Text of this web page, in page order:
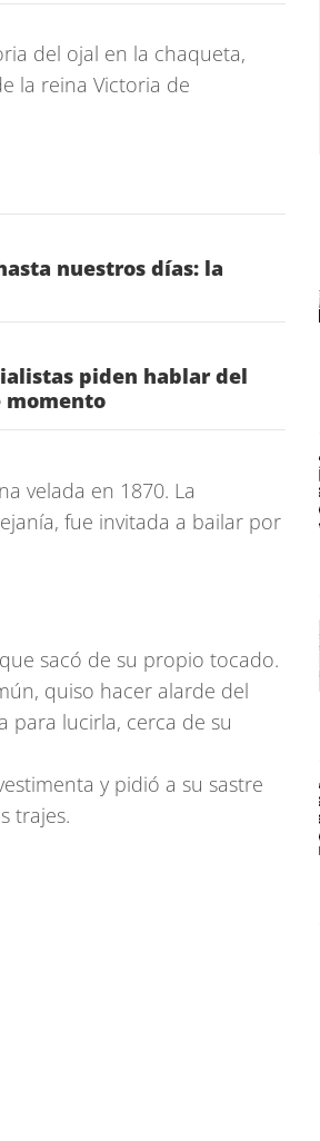
del ojal en la chaqueta,
la reina Victoria de
nuestros días: la
piden hablar del
momento
velada en 1870. La
fue invitada a bailar por
sacó de su propio tocado.
quiso hacer alarde del
para lucirla, cerca de su
y pidió a su sastre
trajes.